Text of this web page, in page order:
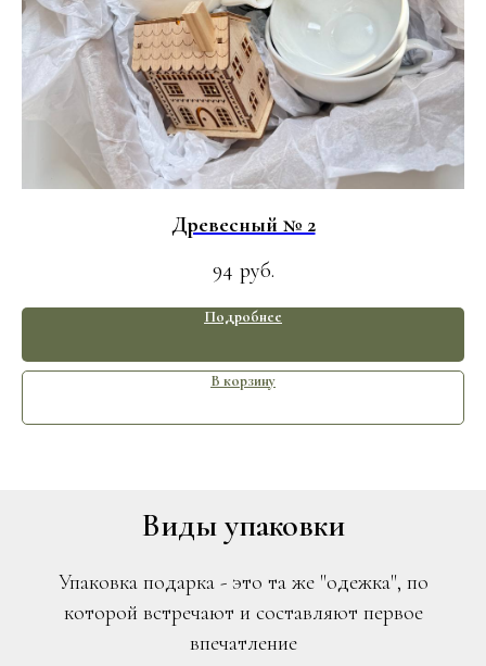
Древесный № 2
94 руб.
Подробнее
В корзину
Виды упаковки
Упаковка подарка - это та же "одежка", по
которой встречают и составляют первое
впечатление